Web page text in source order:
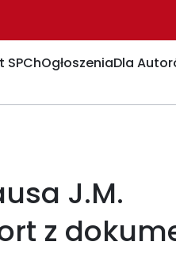
SPChOgłoszeniaDla
J.M.
z